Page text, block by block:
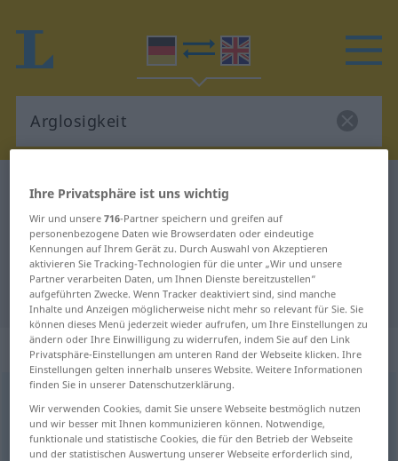
Deutsch-Englisch Wörterbuch
Deutsch-Englisch Übersetzung für
"Arglosigkeit"
"Arglosigkeit" Englisch Übersetzung
„Arglosigkeit“: Femininum
pl>
Übersicht aller Übersetzungen
(Für mehr Details die Übersetzung anklicken/antippen)
Ihre Privatsphäre ist uns wichtig
Wir und unsere716-Partner speichern und greifen auf
personenbezogene Daten wie Browserdaten oder eindeutige
Kennungen auf Ihrem Gerät zu. Durch Auswahl von Akzeptieren
aktivieren Sie Tracking-Technologien für die unter „Wir und unsere
Partner verarbeiten Daten, um Ihnen Dienste bereitzustellen“
aufgeführten Zwecke. Wenn Tracker deaktiviert sind, sind manche
Inhalte und Anzeigen möglicherweise nicht mehr so relevant für Sie. Sie
können dieses Menü jederzeit wieder aufrufen, um Ihre Einstellungen zu
ändern oder Ihre Einwilligung zu widerrufen, indem Sie auf den Link
Privatsphäre-Einstellungen am unteren Rand der Webseite klicken. Ihre
Einstellungen gelten innerhalb unseres Website. Weitere Informationen
finden Sie in unserer Datenschutzerklärung.
Wir verwenden Cookies, damit Sie unsere Webseite bestmöglich nutzen
und wir besser mit Ihnen kommunizieren können. Notwendige,
funktionale und statistische Cookies, die für den Betrieb der Webseite
und der statistischen Auswertung unserer Webseite erforderlich sind,